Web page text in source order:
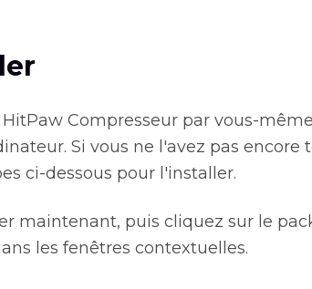
Compresseur par vous-
Si vous ne l'avez pas encore
ci-dessous pour l'installer.
maintenant, puis cliquez sur le
les fenêtres contextuelles.